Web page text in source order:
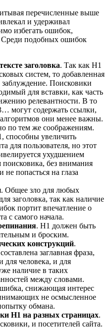
перечисленные выше
и удерживал
избегать ошибок,
подобных ошибок
заголовка. Так как H1
систем, то добавленная
Поисковики
для вставки, как часть
релевантности. В то
могут содержать ссылки,
они менее важны.
по тем же соображениям.
способны увеличить
для пользователя, но этот
ухудшением
поисковика, без внимания
попасться на глаза
. Общее зло для любых
заголовка, так как наличие
портит впечатление о
с самого начала.
. H1 должен быть
и броским.
конструкций.
заглавная фраза,
для человека, и для
наличие в таких
между словами.
снижающая интерес
не осмысленное
обмана.
H1 на разных страницах.
и посетителей сайта.